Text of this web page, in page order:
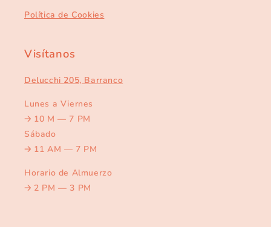
Política de Cookies
Visítanos
Delucchi 205, Barranco
Lunes a Viernes
🡢 10 M — 7 PM
Sábado
🡢 11 AM — 7 PM
Horario de Almuerzo
🡢 2 PM — 3 PM